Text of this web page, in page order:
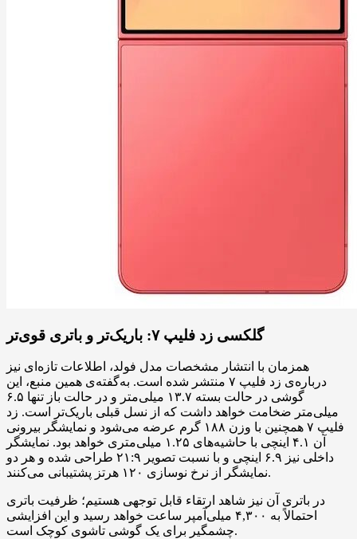
گلکسی زد فلیپ ۷: باریک‌تر و باتری قوی‌تر
همزمان با انتشار مشخصات مدل فولد، اطلاعات تازه‌ای نیز
درباره‌ی زد فلیپ ۷ منتشر شده است. به‌گفته‌ی همین منبع، این
گوشی در حالت بسته ۱۳.۷ میلی‌متر و در حالت باز تنها ۶.۵
میلی‌متر ضخامت خواهد داشت که از نسل قبلی باریک‌تر است. زد
فلیپ ۷ همچنین با وزن ۱۸۸ گرم عرضه می‌شود و نمایشگر بیرونی
آن ۴.۱ اینچی با حاشیه‌های ۱.۲۵ میلی‌متری خواهد بود. نمایشگر
داخلی نیز ۶.۹ اینچی و با نسبت تصویر ۲۱:۹ طراحی شده و هر دو
نمایشگر از نرخ نوسازی ۱۲۰ هرتز پشتیبانی می‌کنند.
در باتری آن نیز شاهد ارتقاء قابل توجهی هستیم؛ ظرفیت باتری
احتمالاً به ۴,۳۰۰ میلی‌آمپر ساعت خواهد رسید و این افزایشی
چشمگیر برای یک گوشی تاشوی کوچک است.